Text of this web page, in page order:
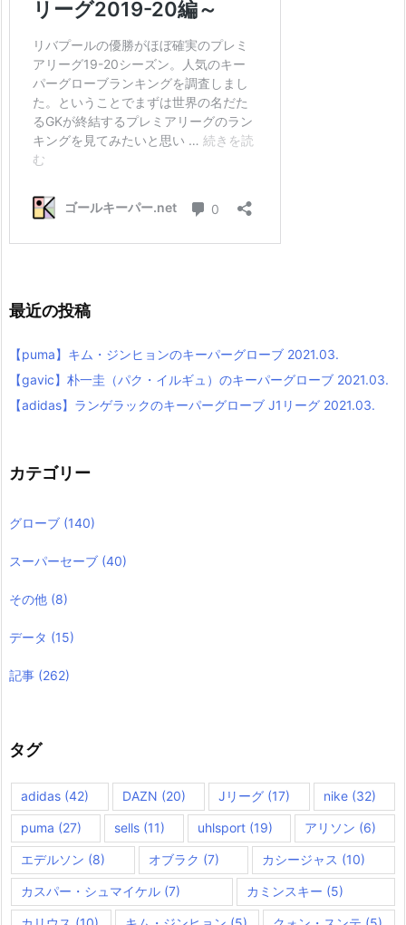
最近の投稿
【puma】キム・ジンヒョンのキーパーグローブ 2021.03.
【gavic】朴一圭（パク・イルギュ）のキーパーグローブ 2021.03.
【adidas】ランゲラックのキーパーグローブ J1リーグ 2021.03.
カテゴリー
グローブ (140)
スーパーセーブ (40)
その他 (8)
データ (15)
記事 (262)
タグ
adidas (42) DAZN (20) Jリーグ (17) nike(32)
puma (27) sells(11) uhlsport(19) アリソン (6)
エデルソン (8) オブラク (7) カシージャス (10)
カスパー・シュマイケル (7) カミンスキー (5)